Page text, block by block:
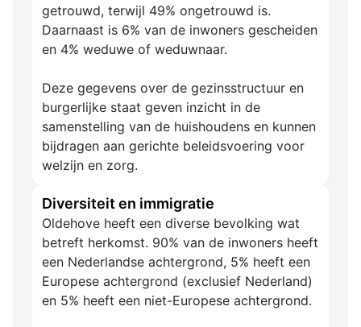
getrouwd, terwijl 49% ongetrouwd is.
Daarnaast is 6% van de inwoners gescheiden
en 4% weduwe of weduwnaar.
Deze gegevens over de gezinsstructuur en
burgerlijke staat geven inzicht in de
samenstelling van de huishoudens en kunnen
bijdragen aan gerichte beleidsvoering voor
welzijn en zorg.
Diversiteit en immigratie
Oldehove heeft een diverse bevolking wat
betreft herkomst. 90% van de inwoners heeft
een Nederlandse achtergrond, 5% heeft een
Europese achtergrond (exclusief Nederland)
en 5% heeft een niet-Europese achtergrond.